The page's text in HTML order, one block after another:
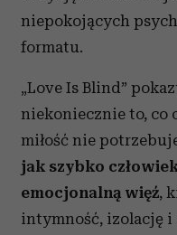
niepokojących
formatu.
„Love Is Blind”
niekoniecznie to, co
miłość nie
jak szybko
emocjonalną więź,
intymność, izolację